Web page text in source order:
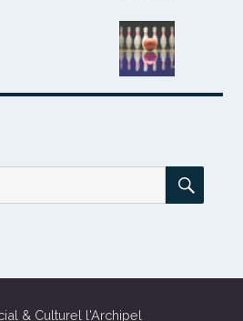
& Culturel l'Archipel